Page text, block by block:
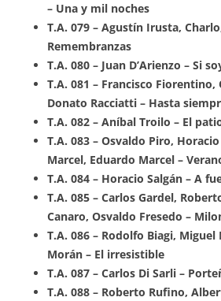
– Una y mil noches
T.A. 079 – Agustín Irusta,
Remembranzas
T.A. 080 – Juan D’Arienzo – Si
T.A. 081 – Francisco Fiorentino,
Donato Racciatti – Hasta
T.A. 082 – Aníbal Troilo – El
T.A. 083 – Osvaldo Piro,
Marcel, Eduardo Marcel –
T.A. 084 – Horacio Salgán – A
T.A. 085 – Carlos Gardel,
Canaro, Osvaldo Fresedo –
T.A. 086 – Rodolfo Biagi,
Morán – El irresistible
T.A. 087 – Carlos Di Sarli –
T.A. 088 – Roberto Rufino,